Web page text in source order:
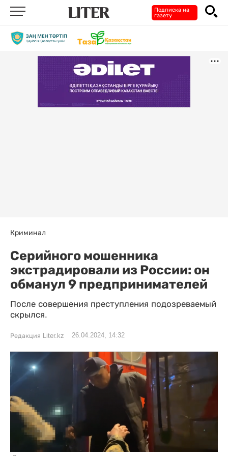
Подписка на
газету
Криминал
Серийного мошенника
экстрадировали из России: он
обманул 9 предпринимателей
После совершения преступления подозреваемый
скрылся.
Редакция Liter.kz 26.04.2024, 14:32